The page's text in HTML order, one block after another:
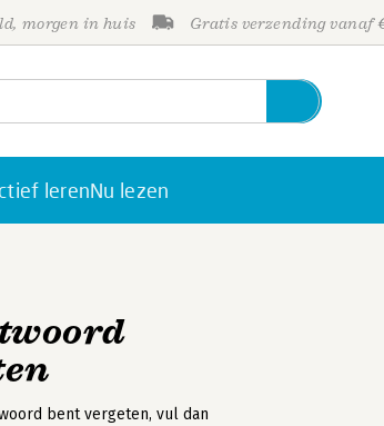
morgen in huis Gratis verzending vanaf
lerenNu lezen
bent vergeten, vul dan